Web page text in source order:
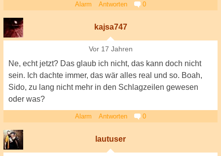
Alarm Antworten 0
kajsa747
Vor 17 Jahren
Ne, echt jetzt? Das glaub ich nicht, das kann doch nicht
sein. Ich dachte immer, das wär alles real und so. Boah,
Sido, zu lang nicht mehr in den Schlagzeilen gewesen
oder was?
Alarm Antworten 0
lautuser